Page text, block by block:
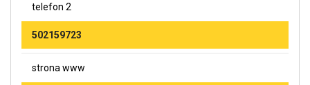
telefon 2
502159723
strona www